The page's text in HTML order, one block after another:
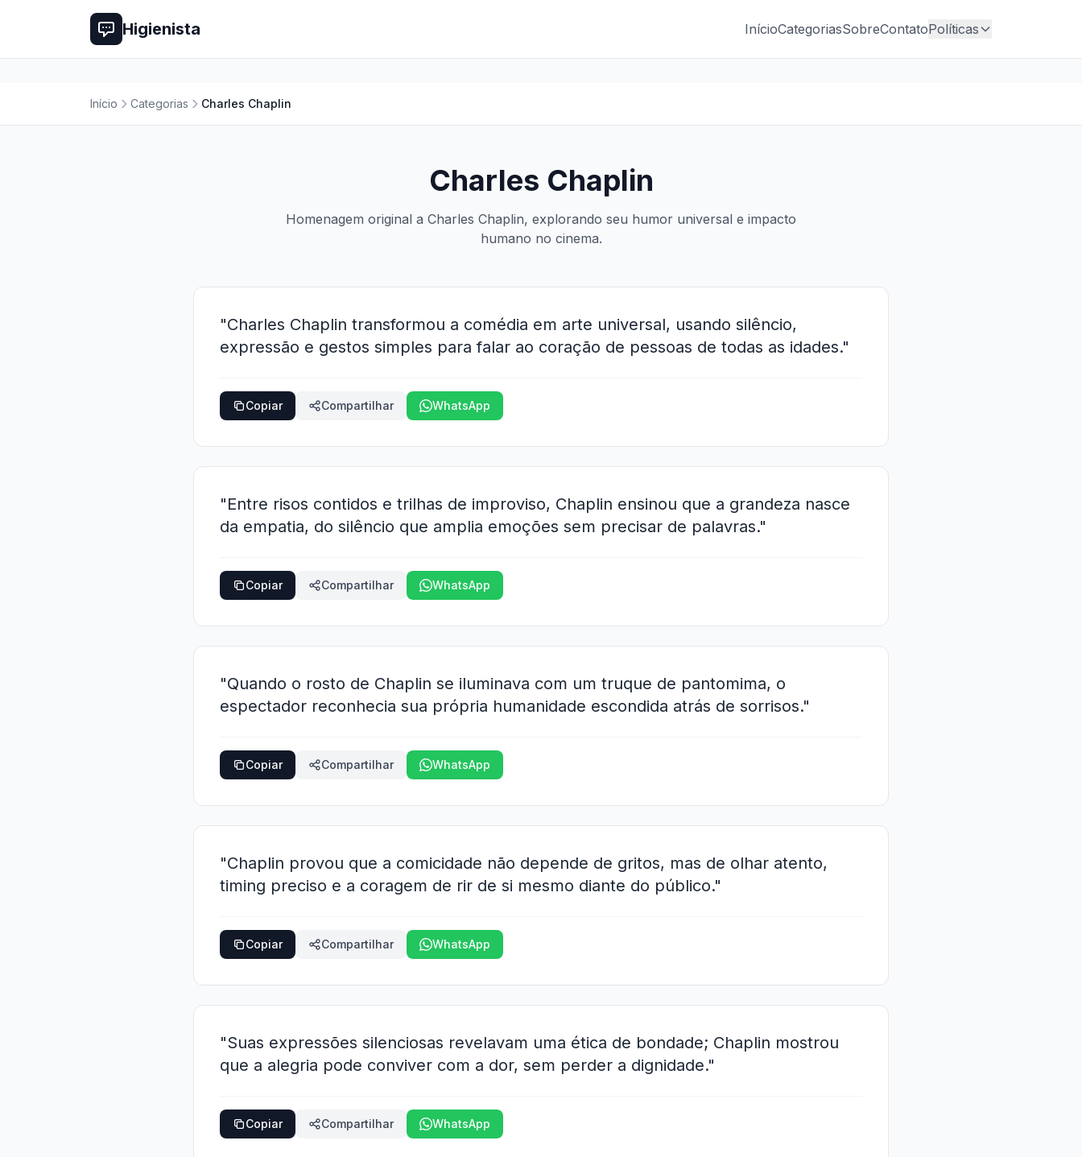
Higienista InícioCategoriasSobreContatoPolíticas
Início Categorias Charles Chaplin
Charles Chaplin
Homenagem original a Charles Chaplin, explorando seu humor universal e impacto
humano no cinema.
"Charles Chaplin transformou a comédia em arte universal, usando silêncio,
expressão e gestos simples para falar ao coração de pessoas de todas as idades."
Copiar Compartilhar WhatsApp
"Entre risos contidos e trilhas de improviso, Chaplin ensinou que a grandeza nasce
da empatia, do silêncio que amplia emoções sem precisar de palavras."
Copiar Compartilhar WhatsApp
"Quando o rosto de Chaplin se iluminava com um truque de pantomima, o
espectador reconhecia sua própria humanidade escondida atrás de sorrisos."
Copiar Compartilhar WhatsApp
"Chaplin provou que a comicidade não depende de gritos, mas de olhar atento,
timing preciso e a coragem de rir de si mesmo diante do público."
Copiar Compartilhar WhatsApp
"Suas expressões silenciosas revelavam uma ética de bondade; Chaplin mostrou
que a alegria pode conviver com a dor, sem perder a dignidade."
Copiar Compartilhar WhatsApp